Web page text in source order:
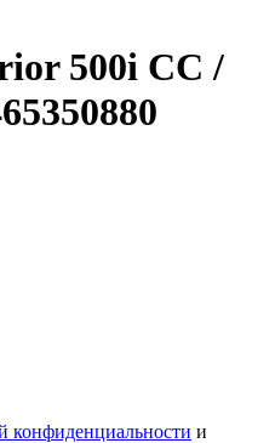
500i CC /
конфиденциальности и